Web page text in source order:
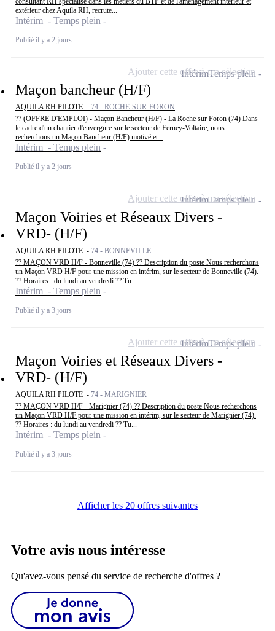
extérieur chez Aquila RH, recrute...
Intérim - Temps plein
Publié il y a 2 jours
Maçon bancheur (H/F)
AQUILA RH PILOTE - 74 - ROCHE-SUR-FORON
?? (OFFRE D'EMPLOI) - Maçon Bancheur (H/F) - La Roche sur Foron (74) Dans
le cadre d'un chantier d'envergure sur le secteur de Ferney-Voltaire, nous
recherchons un Maçon Bancheur (H/F) motivé et...
Intérim - Temps plein
Publié il y a 2 jours
IntérimTemps plein
Ajouter cette offre à ma sélection
Maçon Voiries et Réseaux Divers -
VRD- (H/F)
AQUILA RH PILOTE - 74 - BONNEVILLE
?? MAÇON VRD H/F - Bonneville (74) ?? Description du poste Nous recherchons
un Maçon VRD H/F pour une mission en intérim, sur le secteur de Bonneville (74).
?? Horaires : du lundi au vendredi ?? Tu...
Intérim - Temps plein
Publié il y a 3 jours
IntérimTemps plein
Ajouter cette offre à ma sélection
Maçon Voiries et Réseaux Divers -
VRD- (H/F)
AQUILA RH PILOTE - 74 - MARIGNIER
?? MAÇON VRD H/F - Marignier (74) ?? Description du poste Nous recherchons
un Maçon VRD H/F pour une mission en intérim, sur le secteur de Marignier (74).
?? Horaires : du lundi au vendredi ?? Tu...
Intérim - Temps plein
Publié il y a 3 jours
IntérimTemps plein
Ajouter cette offre à ma sélection
Afficher les 20 offres suivantes
Votre avis nous intéresse
Qu'avez-vous pensé du service de recherche d'offres ?